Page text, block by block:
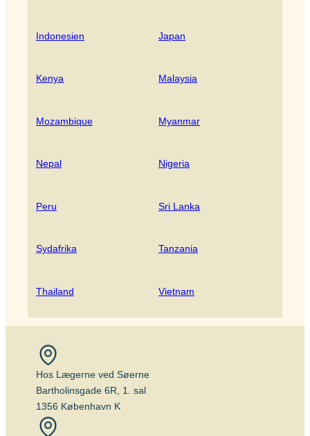
Indonesien Japan
Kenya Malaysia
Mozambique Myanmar
Nepal Nigeria
Peru Sri Lanka
Sydafrika Tanzania
Thailand Vietnam
Hos Lægerne ved Søerne
Bartholinsgade 6R, 1. sal
1356 København K